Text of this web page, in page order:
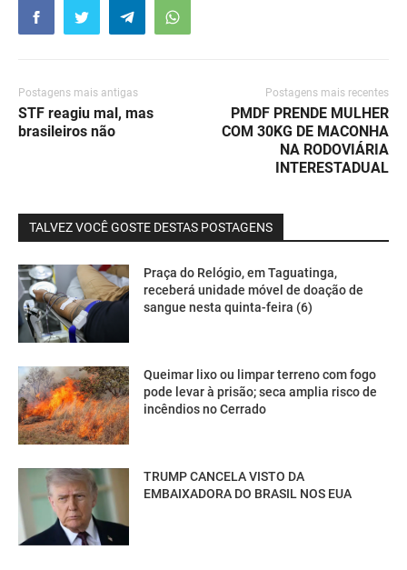
Postagens mais antigas
STF reagiu mal, mas
brasileiros não
Postagens mais recentes
PMDF PRENDE MULHER
COM 30KG DE MACONHA
NA RODOVIÁRIA
INTERESTADUAL
TALVEZ VOCÊ GOSTE DESTAS POSTAGENS
Praça do Relógio, em Taguatinga,
receberá unidade móvel de doação de
sangue nesta quinta-feira (6)
Queimar lixo ou limpar terreno com fogo
pode levar à prisão; seca amplia risco de
incêndios no Cerrado
TRUMP CANCELA VISTO DA
EMBAIXADORA DO BRASIL NOS EUA